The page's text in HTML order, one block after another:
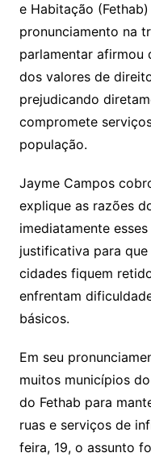
e Habitação
pronunciamento na
parlamentar afirmou
dos valores de
prejudicando
compromete
população.
Jayme Campos
explique as razões
imediatamente
justificativa para
cidades fiquem
enfrentam
básicos.
Em seu
muitos municípios
do Fethab para
ruas e serviços de
feira, 19, o assunto